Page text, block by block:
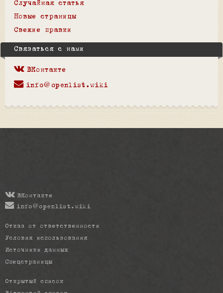
Случайная статья
Новые страницы
Свежие правки
Связаться с нами
ВКонтакте
info@openlist.wiki
ВКонтакте
info@openlist.wiki
Отказ от ответственности
Условия использования
Источники данных
Спецстраницы
Открытый список